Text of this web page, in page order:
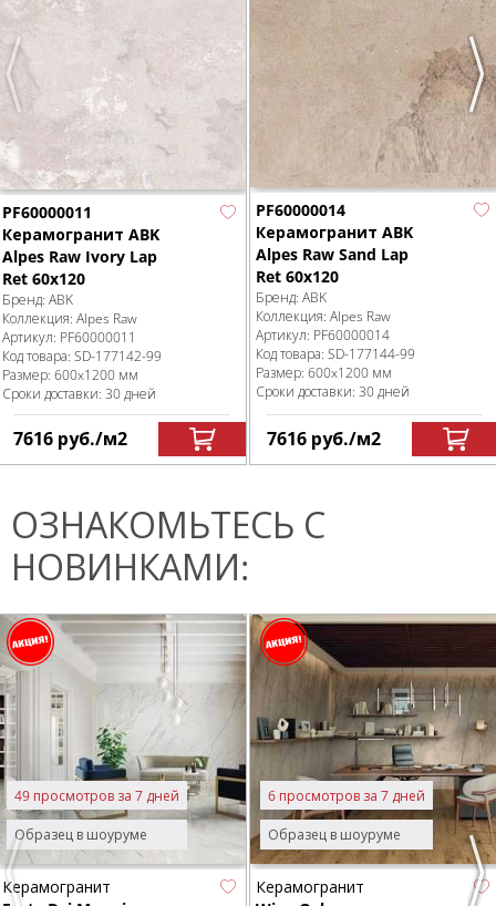
Previous
PF60000011
Керамогранит ABK
Alpes Raw Ivory Lap
Ret 60x120
Бренд: ABK
Коллекция: Alpes Raw
Артикул: PF60000011
Код товара: SD-177142-99
Размер: 600x1200 мм
Сроки доставки: 30 дней
7616 руб./м2
PF60000014
Керамогранит ABK
Alpes Raw Sand Lap
Ret 60x120
Бренд: ABK
Коллекция: Alpes Raw
Артикул: PF60000014
Код товара: SD-177144-99
Размер: 600x1200 мм
Сроки доставки: 30 дней
7616 руб./м2
ОЗНАКОМЬТЕСЬ С
НОВИНКАМИ:
Previous
Образец в шоуруме
49 просмотров за 7 дней
Керамогранит
Образец в шоуруме
6 просмотров за 7 дней
Керамогранит